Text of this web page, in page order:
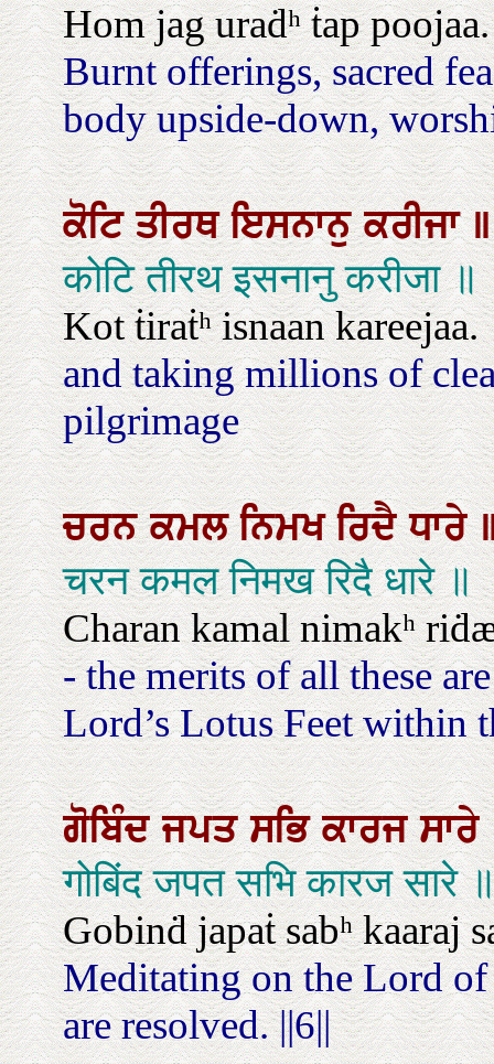
Hom jag uraḋʰ ṫap poojaa.
Burnt offerings, sacred
body upside-down,
ਕੋਟਿਤੀਰਥਇਸਨਾਨੁਕਰੀਜਾ॥
कोटि तीरथ इसनानु करीजा ॥
Kot ṫiraṫʰ isnaan kareejaa.
and taking millions of
pilgrimage
ਚਰਨਕਮਲਨਿਮਖਰਿਦੈਧਾਰੇ
चरन कमल निमख रिदै धारे ॥
Charan kamal nimakʰ
- the merits of all these
Lord’s Lotus Feet within
ਗੋਬਿੰਦਜਪਤਸਭਿਕਾਰਜਸਾਰੇ
गोबिंद जपत सभि कारज सारे
Gobinḋ japaṫ sabʰ kaaraj
Meditating on the Lord of
are resolved. ||6||